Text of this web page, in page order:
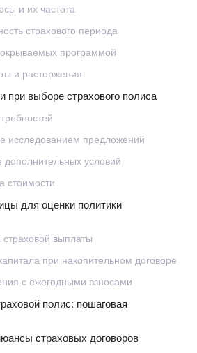
и их частота
страхового периода
программой
и расторжения
при выборе страхового полиса
исследованием предложений
дополнительных условий
стоимости
для оценки политики
выплаты
при накопительном договоре
с ежегодными взносами
полис: пошаговая
страховых договоров